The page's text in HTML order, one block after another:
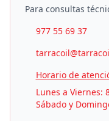
Para consultas
977 55 69 37
Horario de
Lunes a Viernes:
Sábado y